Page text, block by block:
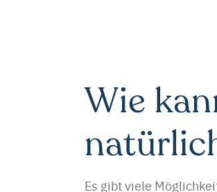
Wie
Es gibt viele